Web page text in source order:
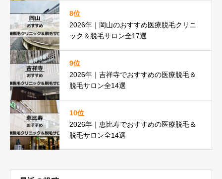
8位
2026年｜岡山のおすすめ医療脱毛クリニ
ック＆脱毛サロン全17選
9位
2026年｜吉祥寺でおすすめの医療脱毛＆
脱毛サロン全14選
10位
2026年｜恵比寿でおすすめの医療脱毛＆
脱毛サロン全14選